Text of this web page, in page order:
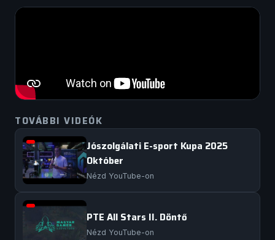
TOVÁBBI VIDEÓK
Jószolgálati E-sport Kupa 2025
Október
Nézd YouTube-on
PTE All Stars II. Döntő
Nézd YouTube-on